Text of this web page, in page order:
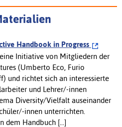
Handbook in Progress
Initiative von Mitgliedern der
(Umberto Eco, Furio
und richtet sich an interessierte
und Lehrer/-innen
Diversity/Vielfalt auseinander
innen unterrichten.
dem Handbuch [...]